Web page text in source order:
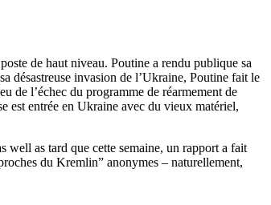
de haut niveau. Poutine a rendu publique sa
désastreuse invasion de l’Ukraine, Poutine fait le
de l’échec du programme de réarmement de
est entrée en Ukraine avec du vieux matériel,
well as tard que cette semaine, un rapport a fait
du Kremlin” anonymes – naturellement,